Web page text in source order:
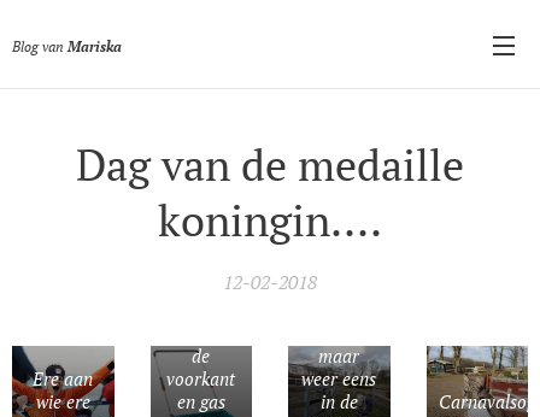
Blog van Mariska
Dag van de medaille
koningin....
12-02-2018
Ere aan
wie ere
De
sneeuwschuiver...hier
met zijn
de
voorkant
en gas
maar
weer eens
in de